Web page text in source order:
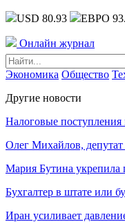
USD 80.93 ЕВРО
Онлайн журнал
Экономика Общество
Другие новости
Налоговые
Олег Михайлов, депутат
Мария Бутина укрепила
Бухгалтер в штате или
Иран усиливает